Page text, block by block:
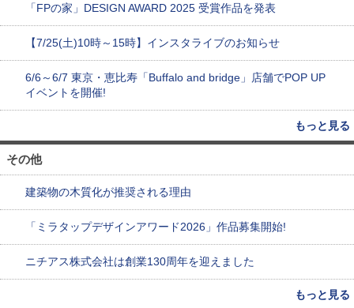
「FPの家」DESIGN AWARD 2025 受賞作品を発表
【7/25(土)10時～15時】インスタライブのお知らせ
6/6～6/7 東京・恵比寿「Buffalo and bridge」店舗でPOP UP
イベントを開催!
もっと見る
その他
建築物の木質化が推奨される理由
「ミラタップデザインアワード2026」作品募集開始!
ニチアス株式会社は創業130周年を迎えました
もっと見る